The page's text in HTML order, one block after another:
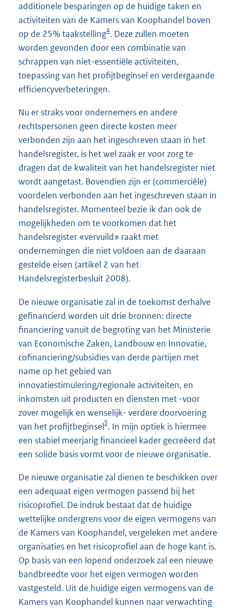
additionele besparingen op de huidige taken en
activiteiten van de Kamers van Koophandel boven
op de 25% taakstelling4. Deze zullen moeten
worden gevonden door een combinatie van
schrappen van niet-essentiële activiteiten,
toepassing van het profijtbeginsel en verdergaande
efficiencyverbeteringen.
Nu er straks voor ondernemers en andere
rechtspersonen geen directe kosten meer
verbonden zijn aan het ingeschreven staan in het
handelsregister, is het wel zaak er voor zorg te
dragen dat de kwaliteit van het handelsregister niet
wordt aangetast. Bovendien zijn er (commerciële)
voordelen verbonden aan het ingeschreven staan in
handelsregister. Momenteel bezie ik dan ook de
mogelijkheden om te voorkomen dat het
handelsregister «vervuild» raakt met
ondernemingen die niet voldoen aan de daaraan
gestelde eisen (artikel 2 van het
Handelsregisterbesluit 2008).
De nieuwe organisatie zal in de toekomst derhalve
gefinancierd worden uit drie bronnen: directe
financiering vanuit de begroting van het Ministerie
van Economische Zaken, Landbouw en Innovatie,
cofinanciering/subsidies van derde partijen met
name op het gebied van
innovatiestimulering/regionale activiteiten, en
inkomsten uit producten en diensten met -voor
zover mogelijk en wenselijk- verdere doorvoering
van het profijtbeginsel5. In mijn optiek is hiermee
een stabiel meerjarig financieel kader gecreëerd dat
een solide basis vormt voor de nieuwe organisatie.
De nieuwe organisatie zal dienen te beschikken over
een adequaat eigen vermogen passend bij het
risicoprofiel. De indruk bestaat dat de huidige
wettelijke ondergrens voor de eigen vermogens van
de Kamers van Koophandel, vergeleken met andere
organisaties en het risicoprofiel aan de hoge kant is.
Op basis van een lopend onderzoek zal een nieuwe
bandbreedte voor het eigen vermogen worden
vastgesteld. Uit de huidige eigen vermogens van de
Kamers van Koophandel kunnen naar verwachting